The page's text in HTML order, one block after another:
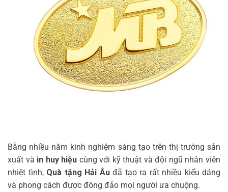
Bằng nhiều năm kinh nghiệm sáng tạo trên thị trường sản
xuất và in huy hiệu cùng với kỹ thuật và đội ngũ nhân viên
nhiệt tình, Quà tặng Hải Âu đã tạo ra rất nhiều kiểu dáng
và phong cách được đông đảo mọi người ưa chuộng.